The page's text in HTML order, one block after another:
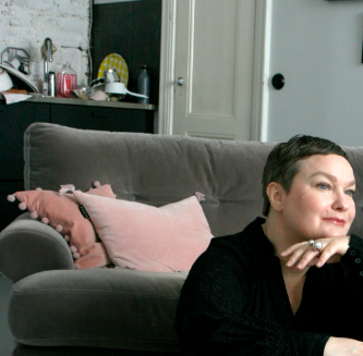
Luo uusi tili